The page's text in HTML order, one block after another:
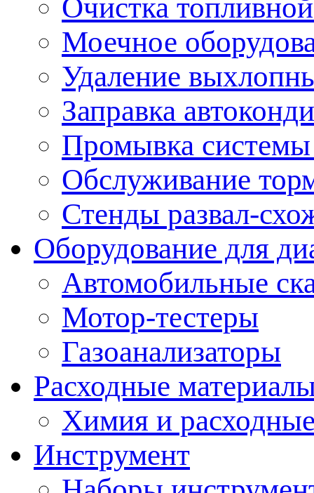
Очистка
Моечное
Удаление
Заправка
Промывка
Обслуживание
Стенды развал-
Оборудование для
Автомобильные
Мотор-тестеры
Газоанализаторы
Расходные
Химия и
Инструмент